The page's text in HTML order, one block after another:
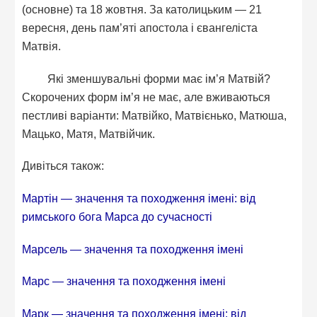
(основне) та 18 жовтня. За католицьким — 21
вересня, день пам’яті апостола і євангеліста
Матвія.
Які зменшувальні форми має ім’я Матвій?
Скорочених форм ім’я не має, але вживаються
пестливі варіанти: Матвійко, Матвієнько, Матюша,
Мацько, Матя, Матвійчик.
Дивіться також:
Мартін — значення та походження імені: від
римського бога Марса до сучасності
Марсель — значення та походження імені
Марс — значення та походження імені
Марк — значення та походження імені: від